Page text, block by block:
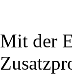
Mit der